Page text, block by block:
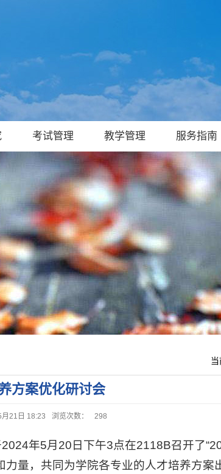
考试管理 教学管理 服务指南
当
方案优化研讨会
21日 18:23 浏览次数： 298
年5月20日下午3点在2118B召开了
量，共同为学院各专业的人才培养方案